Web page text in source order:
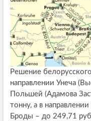
Решение
направлении Унеча
Польшей (Адамова
тонну, а в
Броды – до 249,71